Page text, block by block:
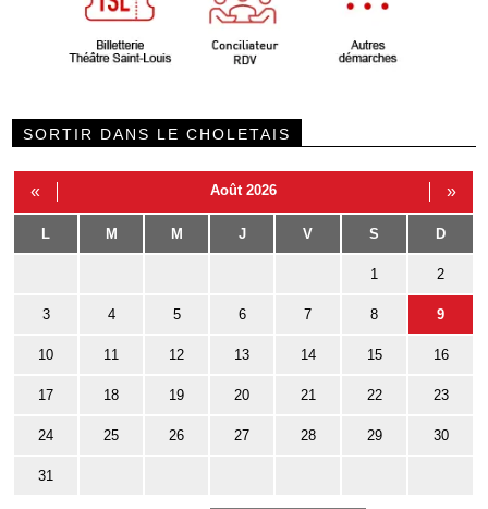
SORTIR DANS LE CHOLETAIS
« Août 2026 »
L M M J V S D
1 2
3 4 5 6 7 8 9
10 11 12 13 14 15 16
17 18 19 20 21 22 23
24 25 26 27 28 29 30
31